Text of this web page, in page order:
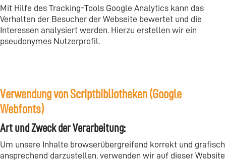
Mit Hilfe des Tracking-Tools Google Analytics kann das
Verhalten der Besucher der Webseite bewertet und die
Interessen analysiert werden. Hierzu erstellen wir ein
pseudonymes Nutzerprofil.
Verwendung von Scriptbibliotheken (Google
Webfonts)
Art und Zweck der Verarbeitung:
Um unsere Inhalte browserübergreifend korrekt und grafisch
ansprechend darzustellen, verwenden wir auf dieser Website